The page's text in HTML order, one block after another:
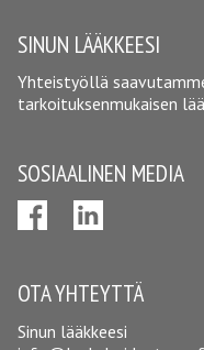
SINUN LÄÄKKEESI
Yhteistyöllä
tarkoituksenmukaisen
SOSIAALINEN MEDIA
OTA YHTEYTTÄ
Sinun lääkkeesi